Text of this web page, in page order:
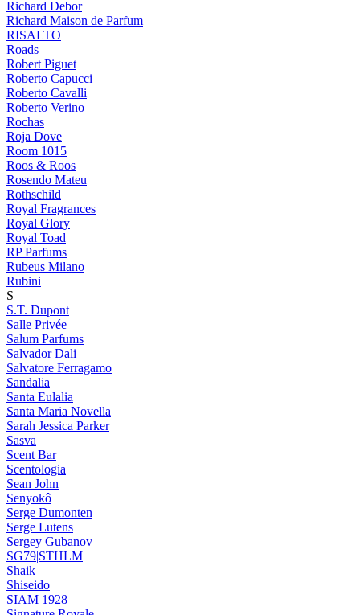
Richard Debor
Richard Maison de Parfum
RISALTO
Roads
Robert Piguet
Roberto Capucci
Roberto Cavalli
Roberto Verino
Rochas
Roja Dove
Room 1015
Roos & Roos
Rosendo Mateu
Rothschild
Royal Fragrances
Royal Glory
Royal Toad
RP Parfums
Rubeus Milano
Rubini
S
S.T. Dupont
Salle Privée
Salum Parfums
Salvador Dali
Salvatore Ferragamo
Sandalia
Santa Eulalia
Santa Maria Novella
Sarah Jessica Parker
Sasva
Scent Bar
Scentologia
Sean John
Senyokô
Serge Dumonten
Serge Lutens
Sergey Gubanov
SG79|STHLM
Shaik
Shiseido
SIAM 1928